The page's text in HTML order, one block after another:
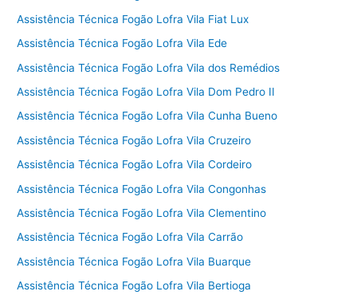
Assistência Técnica Fogão Lofra Vila Fiat Lux
Assistência Técnica Fogão Lofra Vila Ede
Assistência Técnica Fogão Lofra Vila dos Remédios
Assistência Técnica Fogão Lofra Vila Dom Pedro II
Assistência Técnica Fogão Lofra Vila Cunha Bueno
Assistência Técnica Fogão Lofra Vila Cruzeiro
Assistência Técnica Fogão Lofra Vila Cordeiro
Assistência Técnica Fogão Lofra Vila Congonhas
Assistência Técnica Fogão Lofra Vila Clementino
Assistência Técnica Fogão Lofra Vila Carrão
Assistência Técnica Fogão Lofra Vila Buarque
Assistência Técnica Fogão Lofra Vila Bertioga